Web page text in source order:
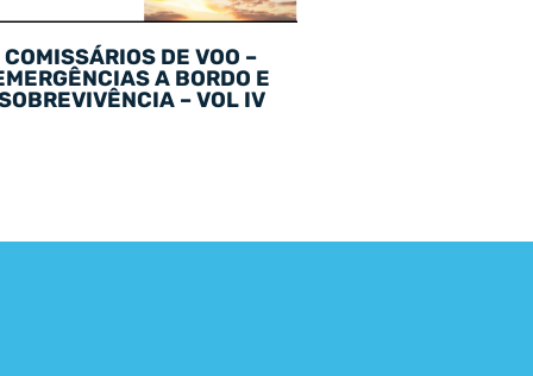
COMISSÁRIOS DE VOO –
A BORDO E
– VOL IV